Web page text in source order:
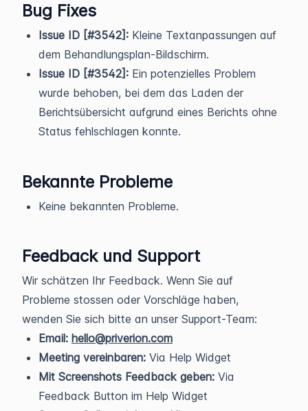
Bug Fixes
Issue ID [#3542]: Kleine Textanpassungen auf
dem Behandlungsplan-Bildschirm.
Issue ID [#3542]: Ein potenzielles Problem
wurde behoben, bei dem das Laden der
Berichtsübersicht aufgrund eines Berichts ohne
Status fehlschlagen konnte.
Bekannte Probleme
Keine bekannten Probleme.
Feedback und Support
Wir schätzen Ihr Feedback. Wenn Sie auf
Probleme stossen oder Vorschläge haben,
wenden Sie sich bitte an unser Support-Team:
Email: hello@priverion.com
Meeting vereinbaren: Via Help Widget
Mit Screenshots Feedback geben: Via
Feedback Button im Help Widget